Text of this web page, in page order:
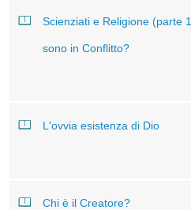
Scienziati e Religione (parte
sono in Conflitto?
L'ovvia esistenza di Dio
Chi è il Creatore?